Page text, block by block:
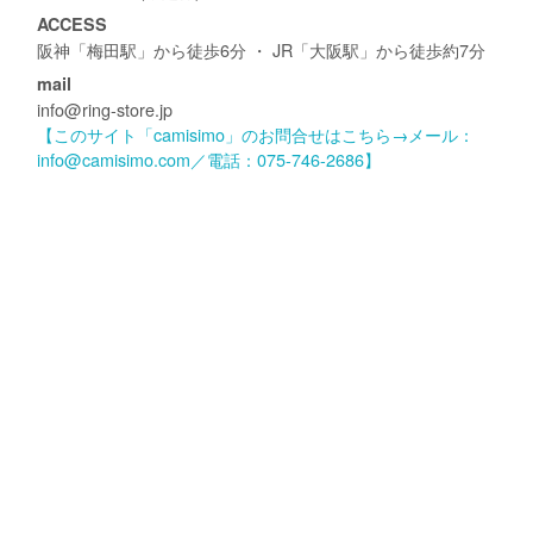
ACCESS
阪神「梅田駅」から徒歩6分 ・ JR「大阪駅」から徒歩約7分
mail
info@ring-store.jp
【このサイト「camisimo」のお問合せはこちら→メール：
info@camisimo.com／電話：075-746-2686】